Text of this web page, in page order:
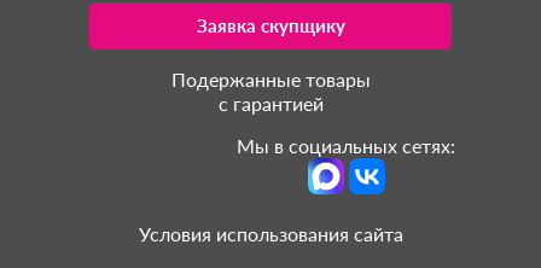
Заявка скупщику
Подержанные товары
с гарантией
Мы в социальных сетях:
Условия использования сайта